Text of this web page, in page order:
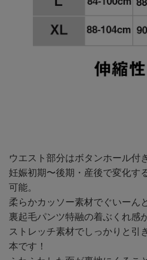
ウエスト部分はボタンホール付
妊娠初期〜後期・産後で変化す
可能。
柔らかカッソー素材でぐいーん
裏起毛パンツ特融の着ぶくれ感
ストレッチ素材でしっかりと引
本です！